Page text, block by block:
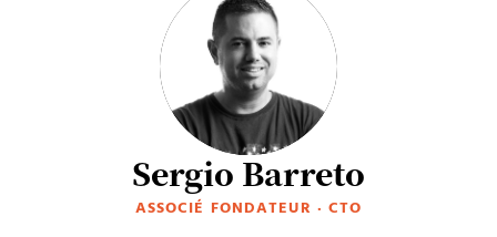
Sergio Barreto
ASSOCIÉ FONDATEUR · CTO